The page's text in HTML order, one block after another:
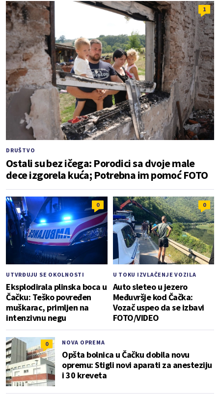
1
DRUŠTVO
Ostali su bez ičega: Porodici sa dvoje male
dece izgorela kuća; Potrebna im pomoć FOTO
0
UTVRĐUJU SE OKOLNOSTI
Eksplodirala plinska boca u
Čačku: Teško povređen
muškarac, primljen na
intenzivnu negu
0
U TOKU IZVLAČENJE VOZILA
Auto sleteo u jezero
Međuvršje kod Čačka:
Vozač uspeo da se izbavi
FOTO/VIDEO
0 NOVA OPREMA
Opšta bolnica u Čačku dobila novu
opremu: Stigli novi aparati za anesteziju
i 30 kreveta